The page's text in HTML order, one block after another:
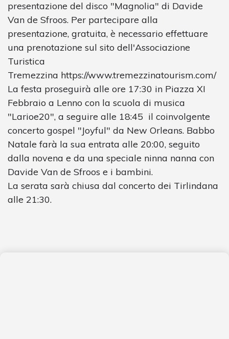
presentazione del disco "Magnolia" di Davide
Van de Sfroos. Per partecipare alla
presentazione, gratuita, è necessario effettuare
una prenotazione sul sito dell'Associazione
Turistica
Tremezzina https://www.tremezzinatourism.com/
La festa proseguirà alle ore 17:30 in Piazza XI
Febbraio a Lenno con la scuola di musica
"Larioe20", a seguire alle 18:45 il coinvolgente
concerto gospel "Joyful" da New Orleans. Babbo
Natale farà la sua entrata alle 20:00, seguito
dalla novena e da una speciale ninna nanna con
Davide Van de Sfroos e i bambini.
La serata sarà chiusa dal concerto dei Tirlindana
alle 21:30.